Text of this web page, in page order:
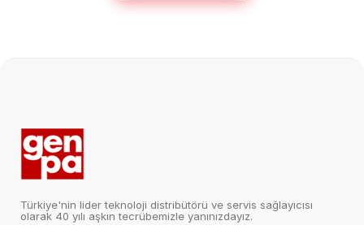
Türkiye'nin lider teknoloji distribütörü ve servis sağlayıcısı
olarak 40 yılı aşkın tecrübemizle yanınızdayız.